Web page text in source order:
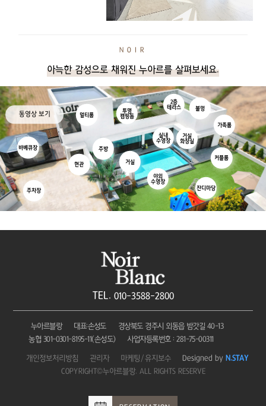
NOIR
아늑한 감성으로 채워진 누아르를 살펴보세요.
동영상 보기 멀티룸
바베큐장
주차장
현관
주방
거실
야외
수영장
2층
테라스
투명
캠핑돔
실내
수영장
거실
화장실
잔디마당
커플룸
가족룸
불멍
TEL. 010-3588-2800
누아르블랑 대표:손성도
경상북도 경주시 외동읍 밤갓길 40-13
농협 301-0301-8195-11(손성도)
사업자등록번호 : 281-75-00311
개인정보처리방침 관리자 마케팅/유지보수 Designed by N.STAY
COPYRIGHT©누아르블랑. ALL RIGHTS RESERVE